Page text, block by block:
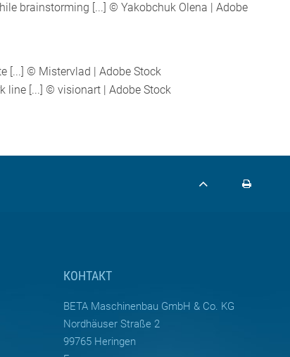
brainstorming [...] © Yakobchuk Olena | Adobe
[...] © Mistervlad | Adobe Stock
line [...] © visionart | Adobe Stock
КОНТАКТ
BETA Maschinenbau GmbH & Co. KG
Nordhäuser Straße 2
99765 Heringen